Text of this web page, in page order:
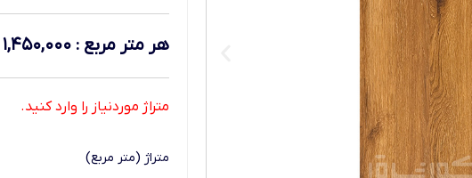
هر متر مربع : ۱,۴۵۰,۰۰۰
متراژ موردنیاز را وارد کنید.
متراژ (متر مربع)